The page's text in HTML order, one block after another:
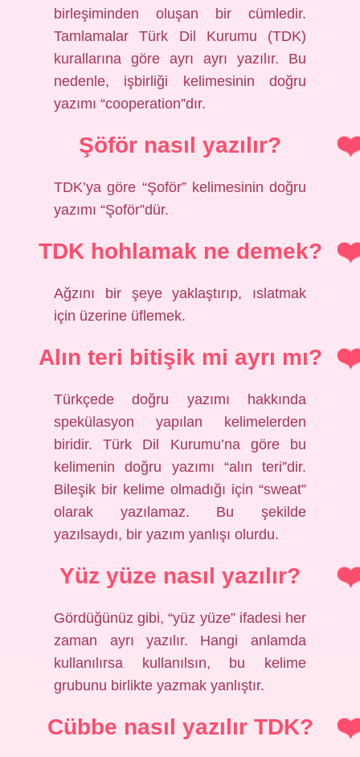
birleşiminden oluşan bir cümledir.
Tamlamalar Türk Dil Kurumu (TDK)
kurallarına göre ayrı ayrı yazılır. Bu
nedenle, işbirliği kelimesinin doğru
yazımı “cooperation”dır.
Şöför nasıl yazılır?
TDK’ya göre “Şoför” kelimesinin doğru
yazımı “Şoför”dür.
TDK hohlamak ne demek?
Ağzını bir şeye yaklaştırıp, ıslatmak
için üzerine üflemek.
Alın teri bitişik mi ayrı mı?
Türkçede doğru yazımı hakkında
spekülasyon yapılan kelimelerden
biridir. Türk Dil Kurumu’na göre bu
kelimenin doğru yazımı “alın teri”dir.
Bileşik bir kelime olmadığı için “sweat”
olarak yazılamaz. Bu şekilde
yazılsaydı, bir yazım yanlışı olurdu.
Yüz yüze nasıl yazılır?
Gördüğünüz gibi, “yüz yüze” ifadesi her
zaman ayrı yazılır. Hangi anlamda
kullanılırsa kullanılsın, bu kelime
grubunu birlikte yazmak yanlıştır.
Cübbe nasıl yazılır TDK?